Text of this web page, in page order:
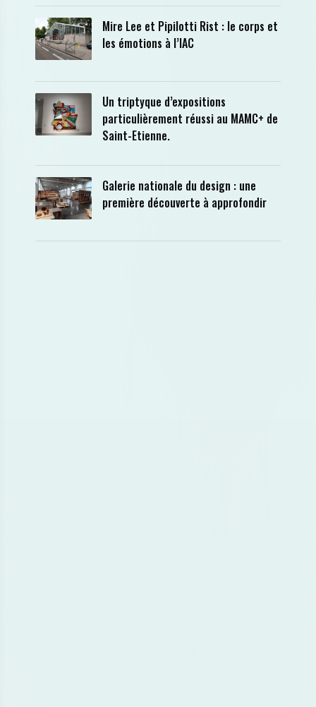
Mire Lee et Pipilotti Rist : le corps et
les émotions à l’IAC
Un triptyque d’expositions
particulièrement réussi au MAMC+ de
Saint-Etienne.
Galerie nationale du design : une
première découverte à approfondir